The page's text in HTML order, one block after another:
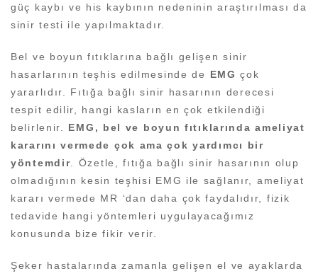
güç kaybı ve his kaybının nedeninin araştırılması da
sinir testi ile yapılmaktadır.
Bel ve boyun fıtıklarına bağlı gelişen sinir
hasarlarının teşhis edilmesinde de EMG çok
yararlıdır. Fıtığa bağlı sinir hasarının derecesi
tespit edilir, hangi kasların en çok etkilendiği
belirlenir. EMG, bel ve boyun fıtıklarında ameliyat
kararını vermede çok ama çok yardımcı bir
yöntemdir . Özetle, fıtığa bağlı sinir hasarının olup
olmadığının kesin teşhisi EMG ile sağlanır, ameliyat
kararı vermede MR ‘dan daha çok faydalıdır, fizik
tedavide hangi yöntemleri uygulayacağımız
konusunda bize fikir verir.
Şeker hastalarında zamanla gelişen el ve ayaklarda